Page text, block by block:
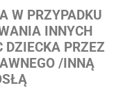
W PRZYPADKU
INNYCH
DZIECKA PRZEZ
/INNĄ